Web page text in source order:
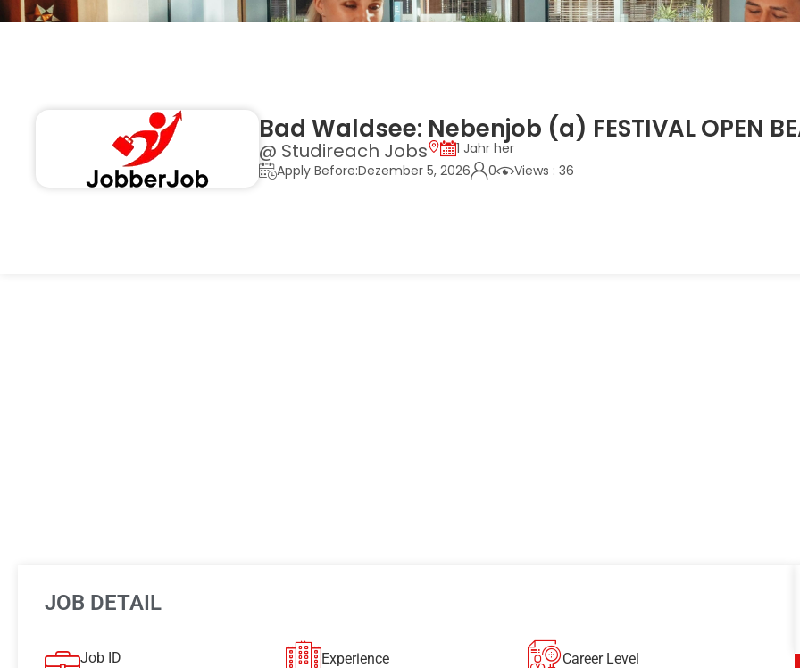
Bad Waldsee: Nebenjob (a) FESTIVAL OPEN
@ Studireach Jobs
1 Jahr her
Apply Before:Dezember 5, 2026
0 Views : 36
JOB DETAIL
Job ID
Experience Career Level